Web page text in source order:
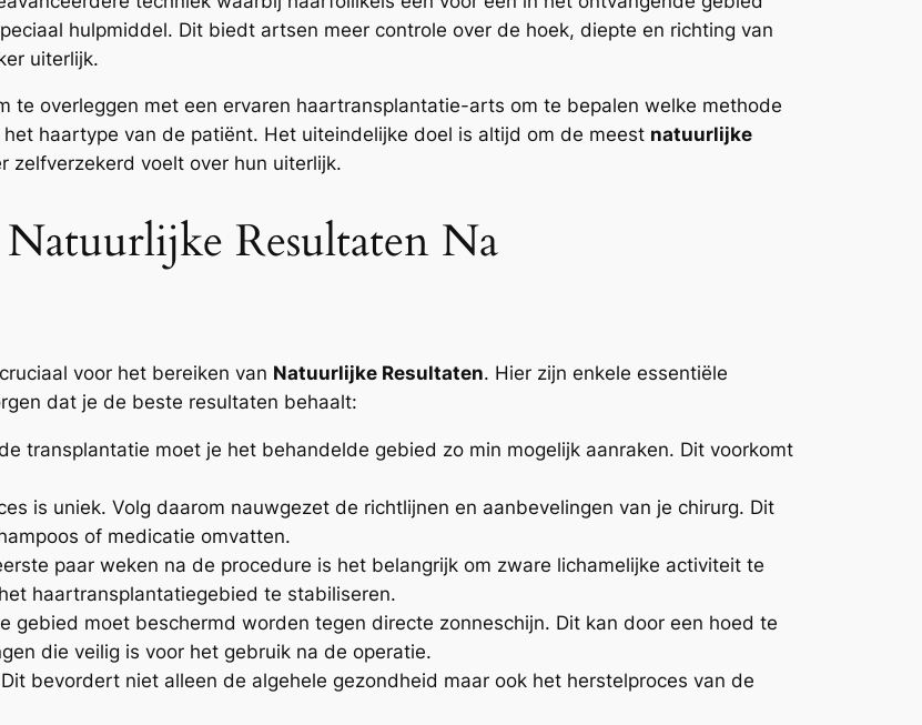
hulpmiddel. Dit biedt artsen meer controle over de hoek, diepte en richting van
uiterlijk.
te overleggen met een ervaren haartransplantatie-arts om te bepalen welke methode
haartype van de patiënt. Het uiteindelijke doel is altijd om de meest natuurlijke
zelfverzekerd voelt over hun uiterlijk.
Resultaten Na
voor het bereiken van Natuurlijke Resultaten. Hier zijn enkele essentiële
dat je de beste resultaten behaalt:
transplantatie moet je het behandelde gebied zo min mogelijk aanraken. Dit voorkomt
is uniek. Volg daarom nauwgezet de richtlijnen en aanbevelingen van je chirurg. Dit
of medicatie omvatten.
paar weken na de procedure is het belangrijk om zware lichamelijke activiteit te
haartransplantatiegebied te stabiliseren.
gebied moet beschermd worden tegen directe zonneschijn. Dit kan door een hoed te
die veilig is voor het gebruik na de operatie.
bevordert niet alleen de algehele gezondheid maar ook het herstelproces van de